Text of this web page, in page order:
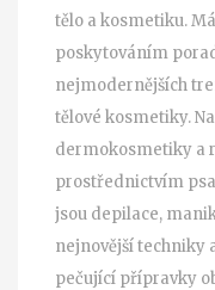
tělo a kosmetiku.
poskytováním
nejmodernějších
tělové kosmetiky.
dermokosmetiky a
prostřednictvím
jsou depilace,
nejnovější techniky
pečující přípravky